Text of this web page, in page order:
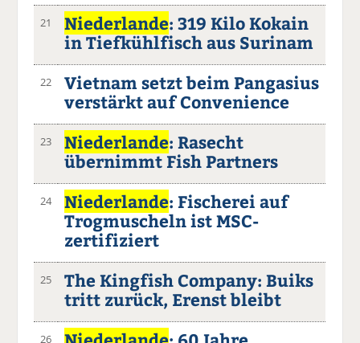
21 Niederlande: 319 Kilo Kokain
in Tiefkühlfisch aus Surinam
22
Vietnam setzt beim Pangasius
verstärkt auf Convenience
23 Niederlande: Rasecht
übernimmt Fish Partners
24 Niederlande: Fischerei auf
Trogmuscheln ist MSC-
zertifiziert
25
The Kingfish Company: Buiks
tritt zurück, Erenst bleibt
26